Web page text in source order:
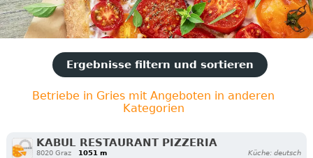
Ergebnisse filtern und sortieren
Betriebe in Gries mit Angeboten in anderen
Kategorien
KABUL RESTAURANT PIZZERIA
8020 Graz 1051 m Küche: deutsch